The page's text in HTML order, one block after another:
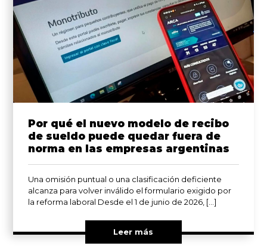
Por qué el nuevo modelo de recibo
de sueldo puede quedar fuera de
norma en las empresas argentinas
Una omisión puntual o una clasificación deficiente
alcanza para volver inválido el formulario exigido por
la reforma laboral Desde el 1 de junio de 2026, […]
Leer más